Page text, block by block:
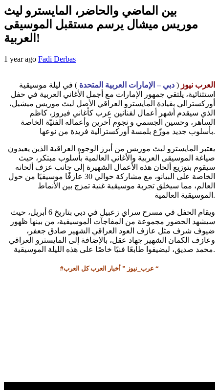
بين الماضي والحاضر، المايسترو ليث
موريس ميشال يرسم مستقبل الموسيقى
العربية!
1 year ago Fadi Derbas
العرب نيوز ( دبي – الإمارات العربية المتحدة ) في ليلة موسيقية
استثنائية، يلتقي جمهور الإمارات مع أجمل الأغاني العربية في حفل
أوركسترالي بقيادة المايسترو العراقي الأصل ليث موريس ميشيل،
الذي سيقدم أشهر أعمال لفنانين عرب كأغاني فيروز، كاظم
الساهر، وحسين الجسمي و نجوم آخرين وأعماله الفنيّة الخاصة
بأسلوب جديد موزّع بلمسة أوركسترالية فريدة من نوعها.
يعتبر المايسترو ليث موريس من أبرز الوجوه العراقية الذين يعيدون
صياغة الموسيقى العربية والأغاني العالمية بأسلوب مبتكر، حيث
سيقوم بتوزيع ألحان هذه الأعمال الشهيرة إلى جانب عزف ألحانه
الخاصة على البيانو، مع مشاركة حوالي 30 عازفًا موسيقيًا من حول
العالم، مما سيخلق تجربة موسيقية غنية تمزج بين الأنماط
الموسيقية العالمية.
ويقام الحفل في مسرح سراي زعبيل في دبي بتاريخ 6 أبريل، حيث
سيشهد الحضور مجموعة من المفاجآت الموسيقية، من بينها ظهور
ضيوف شرف مثل عازف العود العراقي الشهير صادق جعفر،
وعازف الكمان الشهير جهاد عقل، بالإضافة إلى المايسترو العراقي
محمد صديق، ليضيفوا طابعًا فنيًا خاصًا على هذه الليلة الموسيقية.
#عرب_نيوز ” أخبار العرب كل العرب “